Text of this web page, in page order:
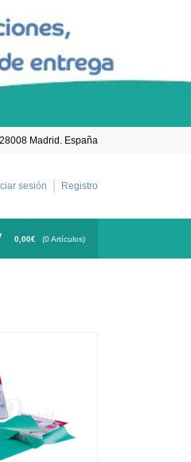
Madrid. España
sesión Registro
0,00€ (0Artículos)